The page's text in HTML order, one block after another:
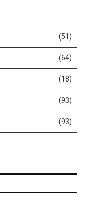
(51)
(64)
(18)
(93)
(93)